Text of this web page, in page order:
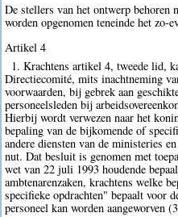
De stellers van het ontwerp behoren
worden opgenomen teneinde het zo-
Artikel 4
1. Krachtens artikel 4, tweede lid,
Directiecomité, mits inachtneming
voorwaarden, bij gebrek aan
personeelsleden bij
Hierbij wordt verwezen naar het
bepaling van de bijkomende of
andere diensten van de ministeries
nut. Dat besluit is genomen met
wet van 22 juli 1993 houdende
ambtenarenzaken, krachtens welke
specifieke opdrachten" bepaalt voor
personeel kan worden aangeworven